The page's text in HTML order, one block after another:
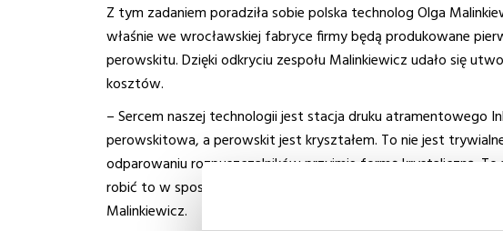
Z tym zadaniem poradziła sobie polska technolog Olga
właśnie we wrocławskiej fabryce firmy będą produkowane
perowskitu. Dzięki odkryciu zespołu Malinkiewicz udało się
kosztów.
– Sercem naszej technologii jest stacja druku atramentowego
perowskitowa, a perowskit jest kryształem. To nie jest
odparowaniu rozpuszczalników przyjmie formę krystaliczną.
robić to w sposób przewidywalny i zdatny do zastosowań
Malinkiewicz.